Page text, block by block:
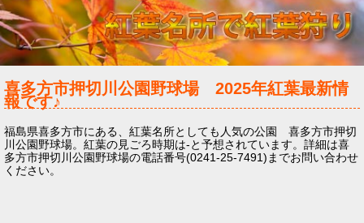
喜多方市押切川公園野球場 2025年紅葉最新情
報です♪
福島県喜多方市にある、紅葉名所としても人気の公園 喜多方市押切
川公園野球場。紅葉の見ごろ時期は-と予想されています。詳細は喜
多方市押切川公園野球場の電話番号(0241-25-7491)までお問い合わせ
ください。